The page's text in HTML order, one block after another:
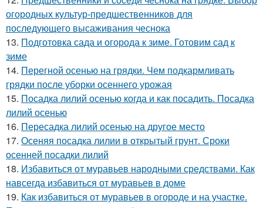
огородных культур-предшественников для
последующего высаживания чеснока
13. Подготовка сада и огорода к зиме. Готовим сад к
зиме
14. Перегной осенью на грядки. Чем подкармливать
грядки после уборки осеннего урожая
15. Посадка лилий осенью когда и как посадить. Посадка
лилий осенью
16. Пересадка лилий осенью на другое место
17. Осеняя посадка лилии в открытый грунт. Сроки
осенней посадки лилий
18. Избавиться от муравьев народными средствами. Как
навсегда избавиться от муравьев в доме
19. Как избавиться от муравьев в огороде и на участке.